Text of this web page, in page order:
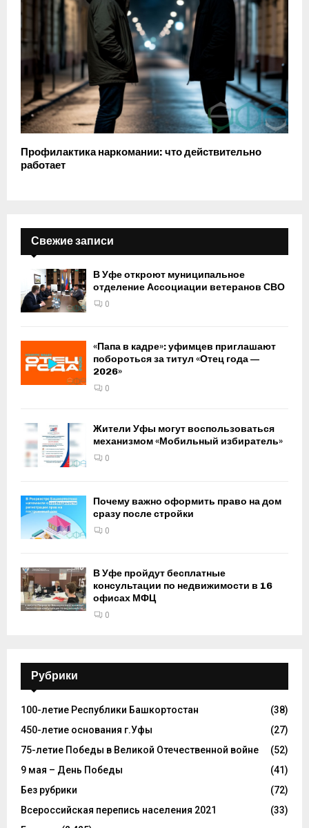
Профилактика наркомании: что действительно
работает
Свежие записи
В Уфе откроют муниципальное
отделение Ассоциации ветеранов СВО
0
«Папа в кадре»: уфимцев приглашают
побороться за титул «Отец года —
2026»
0
Жители Уфы могут воспользоваться
механизмом «Мобильный избиратель»
0
Почему важно оформить право на дом
сразу после стройки
0
В Уфе пройдут бесплатные
консультации по недвижимости в 16
офисах МФЦ
0
Рубрики
100-летие Республики Башкортостан
(38)
450-летие основания г.Уфы
(27)
75-летие Победы в Великой Отечественной войне
(52)
9 мая – День Победы
(41)
Без рубрики
(72)
Всероссийская перепись населения 2021
(33)